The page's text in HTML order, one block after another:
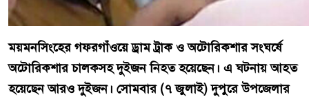
ময়মনসিংহের গফরগাঁওয়ে ড্রাম ট্রাক ও অটোরিকশার সংঘর্ষে
অটোরিকশার চালকসহ দুইজন নিহত হয়েছেন। এ ঘটনায় আহত
হয়েছেন আরও দুইজন। সোমবার (৭ জুলাই) দুপুরে উপজেলার